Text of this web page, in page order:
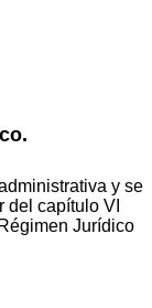
y se
del capítulo VI
Jurídico